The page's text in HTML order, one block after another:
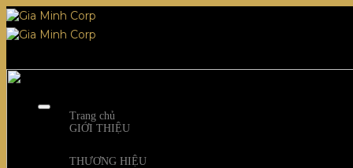
Skip
to
content
Trang chủ
GIỚI THIỆU
THƯƠNG HIỆU